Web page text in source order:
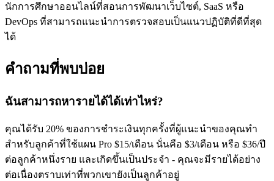
นักการศึกษาออนไลน์ที่สอนการพัฒนาเว็บไซต์, SaaS หรือ
DevOps ที่สามารถแนะนำการตรวจสอบเป็นแนวปฏิบัติที่ดีที่สุด
ได้
คำถามที่พบบ่อย
ฉันสามารถหารายได้ได้เท่าไหร่?
คุณได้รับ 20% ของการชำระเงินทุกครั้งที่ผู้แนะนำของคุณทำ
สำหรับลูกค้าที่ใช้แผน Pro $15/เดือน นั่นคือ $3/เดือน หรือ $36/ปี
ต่อลูกค้าหนึ่งราย และเกิดขึ้นเป็นประจำ - คุณจะมีรายได้อย่าง
ต่อเนื่องตราบเท่าที่พวกเขายังเป็นลูกค้าอยู่